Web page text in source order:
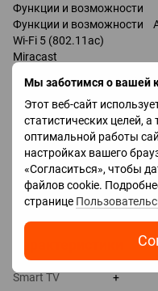
Мы заботимся о вашей
Этот веб-сайт
статистических целей,
оптимальной работы
настройках вашего
«Согласиться», чтобы
файлов cookie.
странице
Функции и возможности
Функции и возможности
Wi-Fi 5 (802.11ac)
Miracast
Amazon Alexa
Google Assistant
Bixby
Разъемы
HDMI 2 шт
Технологии HDMI eARC,
Дополнительные входы
LAN
Smart TV
+